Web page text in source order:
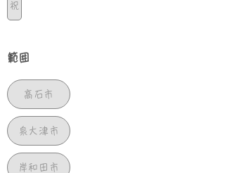
祝
範囲
高石市
泉大津市
岸和田市